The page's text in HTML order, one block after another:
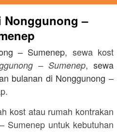
Nonggunong –
– Sumenep, sewa kost
– Sumenep,sewa
bulanan di Nonggunong –
kost atau rumah kontrakan
Sumenep untuk kebutuhan